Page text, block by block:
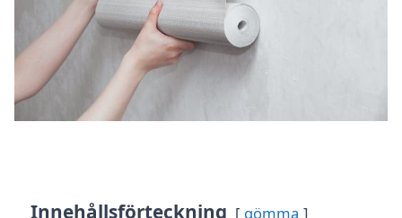
Innehållsförteckning gömma